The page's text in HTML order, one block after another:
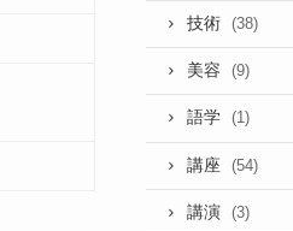
技術 (38)
美容 (9)
語学 (1)
講座 (54)
講演 (3)